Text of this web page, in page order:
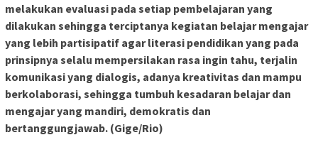
melakukan evaluasi pada setiap pembelajaran yang
dilakukan sehingga terciptanya kegiatan belajar mengajar
yang lebih partisipatif agar literasi pendidikan yang pada
prinsipnya selalu mempersilakan rasa ingin tahu, terjalin
komunikasi yang dialogis, adanya kreativitas dan mampu
berkolaborasi, sehingga tumbuh kesadaran belajar dan
mengajar yang mandiri, demokratis dan
bertanggungjawab. (Gige/Rio)